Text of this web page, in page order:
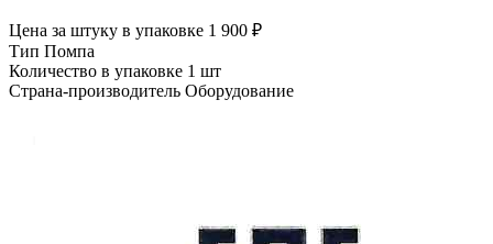
Цена за штуку в упаковке 1 900 ₽
Тип Помпа
Количество в упаковке 1 шт
Страна-производитель Оборудование